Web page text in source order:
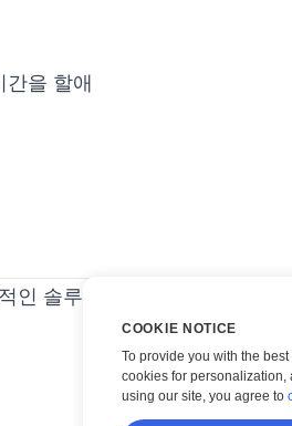
간을 할애
인 솔루
COOKIE NOTICE
To provide you with the
cookies for personalization,
using our site, you agree to